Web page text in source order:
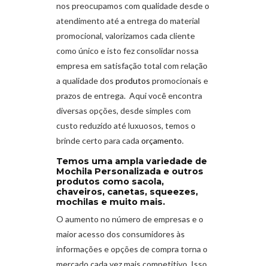
nos preocupamos com qualidade desde o
atendimento até a entrega do material
promocional, valorizamos cada cliente
como único e isto fez consolidar nossa
empresa em satisfação total com relação
a qualidade dos produtos promocionais e
prazos de entrega. Aqui você encontra
diversas opções, desde simples com
custo reduzido até luxuosos, temos o
brinde certo para cada orçamento.
Temos uma ampla variedade de
Mochila Personalizada e outros
produtos como sacola,
chaveiros, canetas, squeezes,
mochilas e muito mais.
O aumento no número de empresas e o
maior acesso dos consumidores às
informações e opções de compra torna o